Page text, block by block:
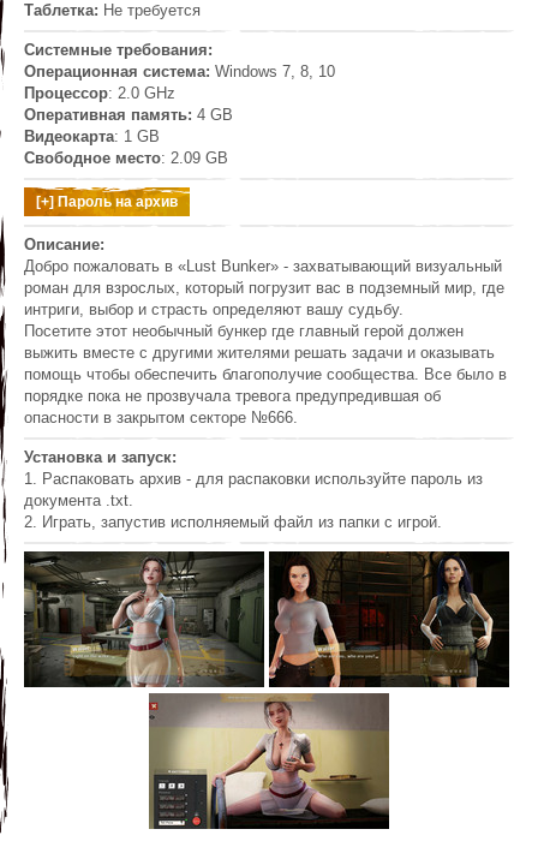
Таблетка: Не требуется
Системные требования:
Операционная система: Windows 7, 8, 10
Процессор: 2.0 GHz
Оперативная память: 4 GB
Видеокарта: 1 GB
Свободное место: 2.09 GB
Описание:
Добро пожаловать в «Lust Bunker» - захватывающий визуальный
роман для взрослых, который погрузит вас в подземный мир, где
интриги, выбор и страсть определяют вашу судьбу.
Посетите этот необычный бункер где главный герой должен
выжить вместе с другими жителями решать задачи и оказывать
помощь чтобы обеспечить благополучие сообщества. Все было в
порядке пока не прозвучала тревога предупредившая об
опасности в закрытом секторе №666.
Установка и запуск:
1. Распаковать архив - для распаковки используйте пароль из
документа .txt.
2. Играть, запустив исполняемый файл из папки с игрой.